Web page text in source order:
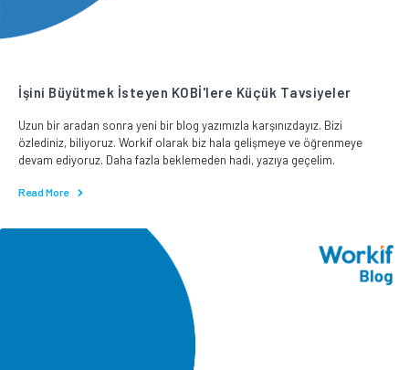
İşini Büyütmek İsteyen KOBİ'lere Küçük Tavsiyeler
Uzun bir aradan sonra yeni bir blog yazımızla karşınızdayız. Bizi
özlediniz, biliyoruz. Workif olarak biz hala gelişmeye ve öğrenmeye
devam ediyoruz. Daha fazla beklemeden hadi, yazıya geçelim.
Read More